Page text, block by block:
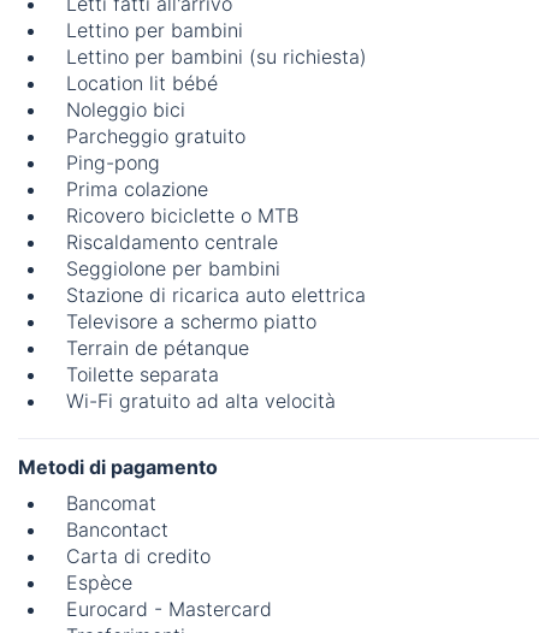
Lettino per bambini
Lettino per bambini (su richiesta)
Location lit bébé
Noleggio bici
Parcheggio gratuito
Ping-pong
Prima colazione
Ricovero biciclette o MTB
Riscaldamento centrale
Seggiolone per bambini
Stazione di ricarica auto elettrica
Televisore a schermo piatto
Terrain de pétanque
Toilette separata
Wi-Fi gratuito ad alta velocità
Metodi di pagamento
Bancomat
Bancontact
Carta di credito
Espèce
Eurocard - Mastercard